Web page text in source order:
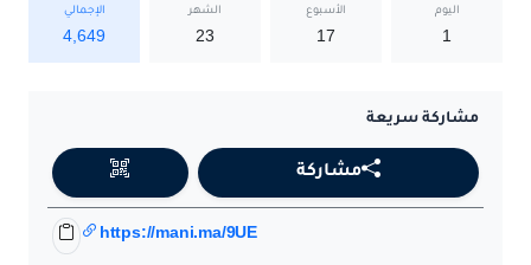
اليوم
1
الأسبوع
17
الشهر
23
الإجمالي
4,649
مشاركة سريعة
مشاركة
https://mani.ma/9UE